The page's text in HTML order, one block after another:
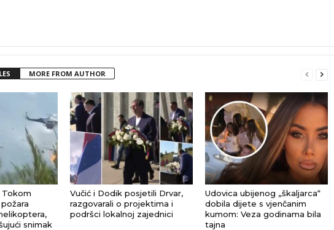
MORE FROM AUTHOR
Tokom
snimak
Vučić i Dodik posjetili Drvar,
razgovarali o projektima i
podršci lokalnoj zajednici
Udovica ubijenog „škaljarca“
dobila dijete s vjenčanim
kumom: Veza godinama bila
tajna